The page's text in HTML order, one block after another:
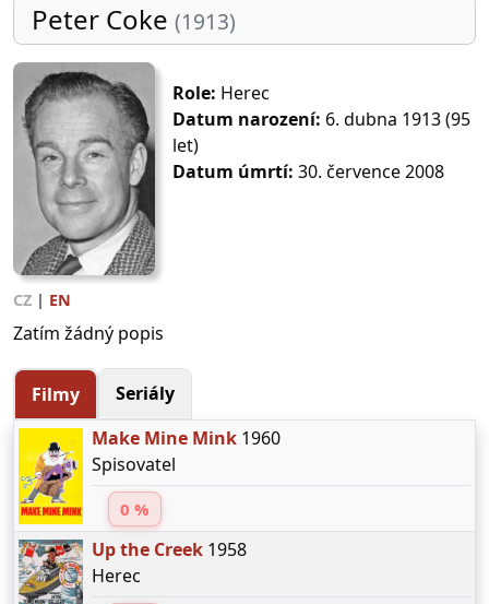
Peter Coke (1913)
Role: Herec
Datum narození: 6. dubna 1913 (95
let)
Datum úmrtí: 30. července 2008
CZ | EN
Zatím žádný popis
Filmy
Seriály
Make Mine Mink1960
Spisovatel
0 %
Up the Creek1958
Herec